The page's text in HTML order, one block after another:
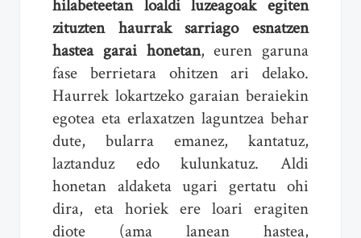
hilabeteetan loaldi luzeagoak egiten
zituzten haurrak sarriago esnatzen
hastea garai honetan, euren garuna
fase berrietara ohitzen ari delako.
Haurrek lokartzeko garaian beraiekin
egotea eta erlaxatzen laguntzea behar
dute, bularra emanez, kantatuz,
laztanduz edo kulunkatuz. Aldi
honetan aldaketa ugari gertatu ohi
dira, eta horiek ere loari eragiten
diote (ama lanean hastea,